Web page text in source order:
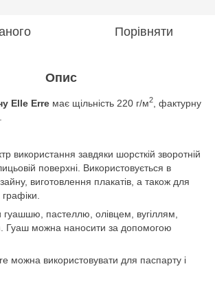
Порівняти
Опис
Elle Erre має щільність 220 г/м2
, фактурну
використання завдяки шорсткій зворотній
поверхні. Використовується в
виготовлення плакатів, а також для
пастеллю, олівцем, вугіллям,
Гуаш можна наносити за допомогою
можна використовувати для паспарту і